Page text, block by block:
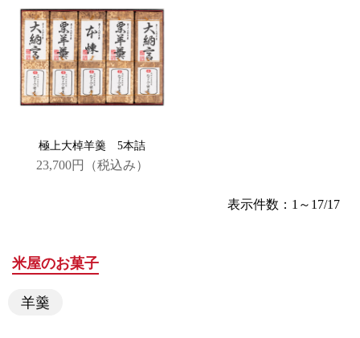
極上大棹羊羹 5本詰
23,700円 （税込み）
表示件数：1～17/17
米屋のお菓子
羊羹